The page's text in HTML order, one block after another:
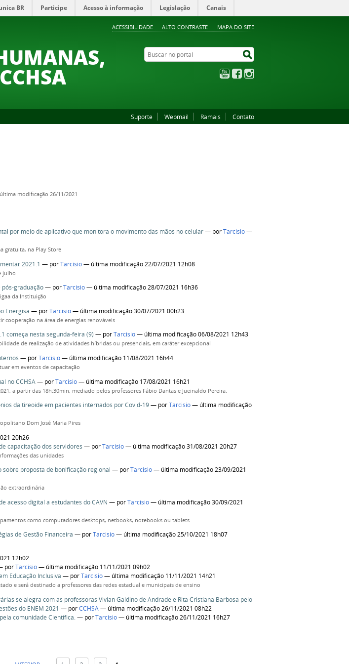
ACESSIBILIDADE ALTO CONTRASTE MAPA DO SITE
BR Participe Acesso à informação Legislação Canais
Buscar no portal
YouTubeFacebook
Suporte Webmail Ramais Contato
última modificação 26/11/2021
por meio de aplicativo que monitora o movimento das mãos no celular— porTarcisio—
gratuita, na Play Store
2021.1 — porTarcisio— última modificação 22/07/2021 12h08
julho
pós-graduação— porTarcisio— última modificação 28/07/2021 16h36
da Instituição
Energisa — porTarcisio— última modificação 30/07/2021 00h23
cooperação na área de energias renováveis
começa nesta segunda-feira (9) — porTarcisio— última modificação 06/08/2021 12h43
de realização de atividades híbridas ou presenciais, em caráter excepcional
— porTarcisio— última modificação 11/08/2021 16h44
em eventos de capacitação
no CCHSA— porTarcisio— última modificação 17/08/2021 16h21
a partir das 18h:30min, mediado pelos professores Fábio Dantas e Jueinaldo Pereira.
da tireoide em pacientes internados por Covid-19— porTarcisio— última modificação
Dom José Maria Pires
20h26
capacitação dos servidores — porTarcisio— última modificação 31/08/2021 20h27
das unidades
sobre proposta de bonificação regional — porTarcisio— última modificação 23/09/2021
extraordinária
acesso digital a estudantes do CAVN — porTarcisio— última modificação 30/09/2021
como computadores desktops, netbooks, notebooks ou tablets
de Gestão Financeira — porTarcisio— última modificação 25/10/2021 18h07
12h02
porTarcisio— última modificação 11/11/2021 09h02
Educação Inclusiva — porTarcisio— última modificação 11/11/2021 14h21
e será destinado a professores das redes estadual e municipais de ensino
se alegra com as professoras Vivian Galdino de Andrade e Rita Cristiana Barbosa pelo
do ENEM 2021 — porCCHSA— última modificação 26/11/2021 08h22
comunidade Científica.— porTarcisio— última modificação 26/11/2021 16h27